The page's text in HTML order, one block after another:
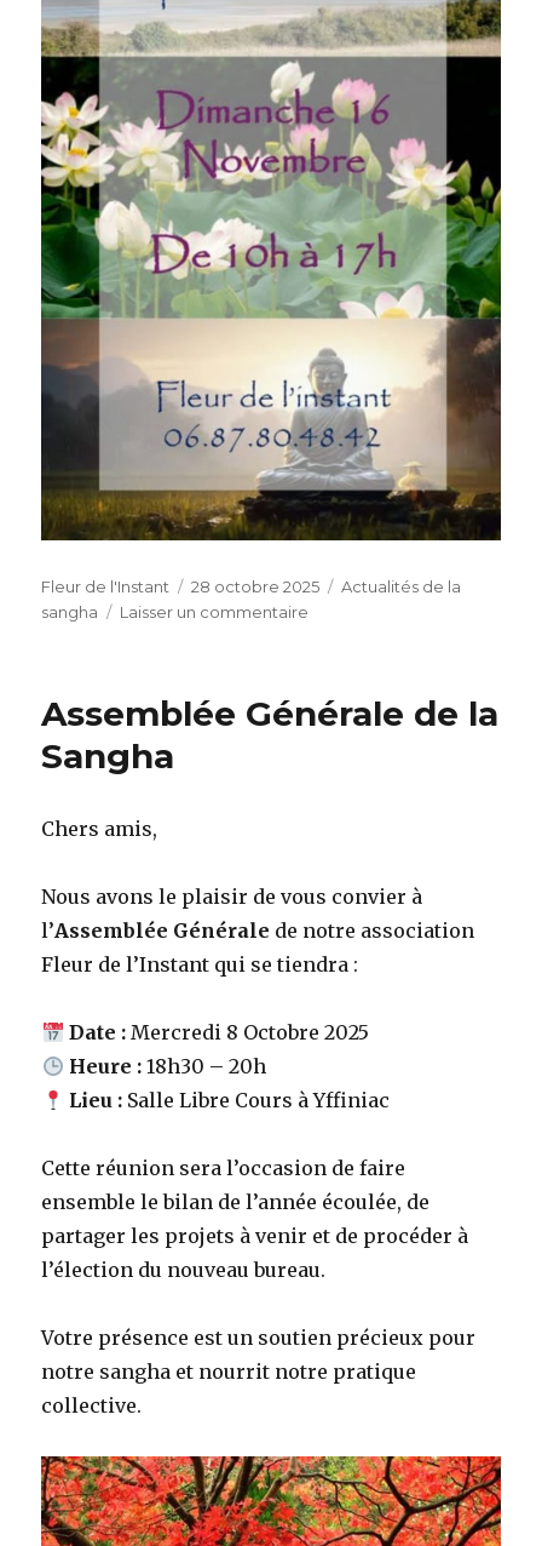
Auteur
Fleur de l'Instant
Publié
le
28 octobre 2025 Catégories
Actualités de la
sangha
Laisser un commentaire
Conscience
Assemblée Générale de la
Sangha
Chers amis,
Nous avons le plaisir de vous convier à
l’Assemblée Générale de notre association
Fleur de l’Instant qui se tiendra :
Date :Mercredi 8 Octobre 2025
Heure :18h30 – 20h
Lieu :Salle Libre Cours à Yffiniac
Cette réunion sera l’occasion de faire
ensemble le bilan de l’année écoulée, de
partager les projets à venir et de procéder à
l’élection du nouveau bureau.
Votre présence est un soutien précieux pour
notre sangha et nourrit notre pratique
collective.